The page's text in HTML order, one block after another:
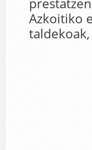
Azkoitiko